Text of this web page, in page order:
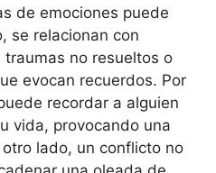
de emociones puede
se relacionan con
no resueltos o
evocan recuerdos. Por
recordar a alguien
vida, provocando una
lado, un conflicto no